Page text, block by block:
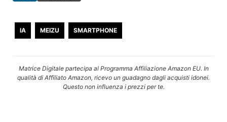
IA MEIZU SMARTPHONE
Matrice Digitale partecipa al Programma Affiliazione Amazon EU. In
qualità di Affiliato Amazon, ricevo un guadagno dagli acquisti idonei.
Questo non influenza i prezzi per te.